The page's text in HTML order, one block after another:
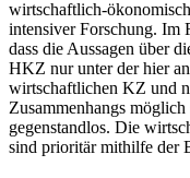
wirtschaftlich-
intensiver Forschung. Im
dass die Aussagen über
HKZ nur unter der hier
wirtschaftlichen KZ und
Zusammenhangs
gegenstandlos. Die
sind prioritär mithilfe der